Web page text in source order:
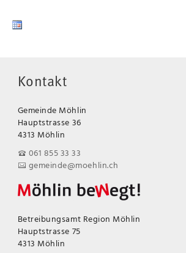
Kontakt
Gemeinde Möhlin
Hauptstrasse 36
4313 Möhlin
061 855 33 33
gemeinde@moehlin.ch
Betreibungsamt Region Möhlin
Hauptstrasse 75
4313 Möhlin